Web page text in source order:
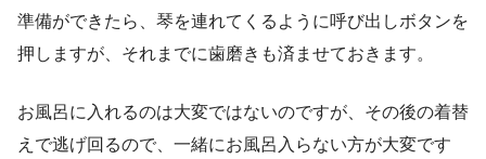
準備ができたら、琴を連れてくるように呼び出しボタンを
押しますが、それまでに歯磨きも済ませておきます。
お風呂に入れるのは大変ではないのですが、その後の着替
えで逃げ回るので、一緒にお風呂入らない方が大変です